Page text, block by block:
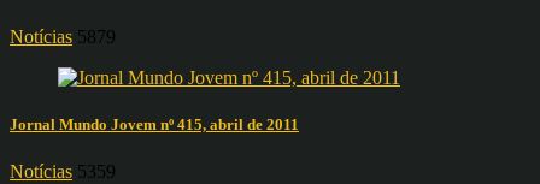
Notícias 5879
Jornal Mundo Jovem nº 415, abril de 2011
Notícias 5359